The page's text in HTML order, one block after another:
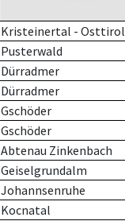
Kristeinertal - Osttirol
Pusterwald
Dürradmer
Dürradmer
Gschöder
Gschöder
Abtenau Zinkenbach
Geiselgrundalm
Johannsenruhe
Kocnatal